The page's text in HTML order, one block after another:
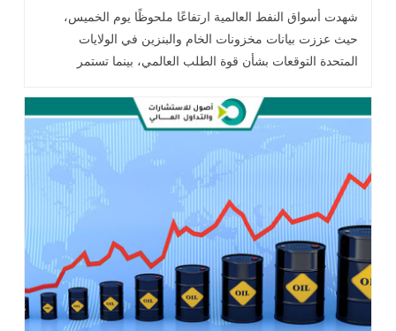
شهدت أسواق النفط العالمية ارتفاعًا ملحوظًا يوم الخميس،
حيث عززت بيانات مخزونات الخام والبنزين في الولايات
المتحدة التوقعات بشأن قوة الطلب العالمي، بينما تستمر